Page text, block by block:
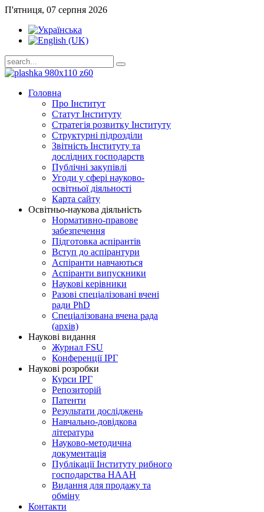
П'ятниця, 07 серпня 2026
Головна
Про Інститут
Статут Інституту
Стратегія розвитку Інституту
Структурні підрозділи
Звітність Інституту та
дослідних господарств
Публічні закупівлі
Угоди у сфері науково-
освітньої діяльності
Карта сайту
Освітньо-наукова діяльність
Нормативно-правове
забезпечення
Підготовка аспірантів
Вступ до аспірантури
Аспіранти навчаються
Аспіранти випускники
Наукові керівники
Разові спеціалізовані вчені
ради PhD
Спеціалізована вчена рада
(архів)
Наукові видання
Журнал FSU
Конференції ІРГ
Наукові розробки
Курси ІРГ
Репозиторій
Патенти
Результати досліджень
Навчально-довідкова
література
Науково-методична
документація
Публікації Інституту рибного
господарства НААН
Видання для продажу та
обміну
Контакти